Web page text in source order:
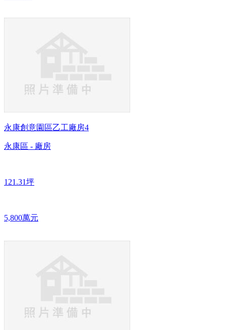
永康創意園區乙工廠房4
永康區 - 廠房
121.31坪
5,800萬元